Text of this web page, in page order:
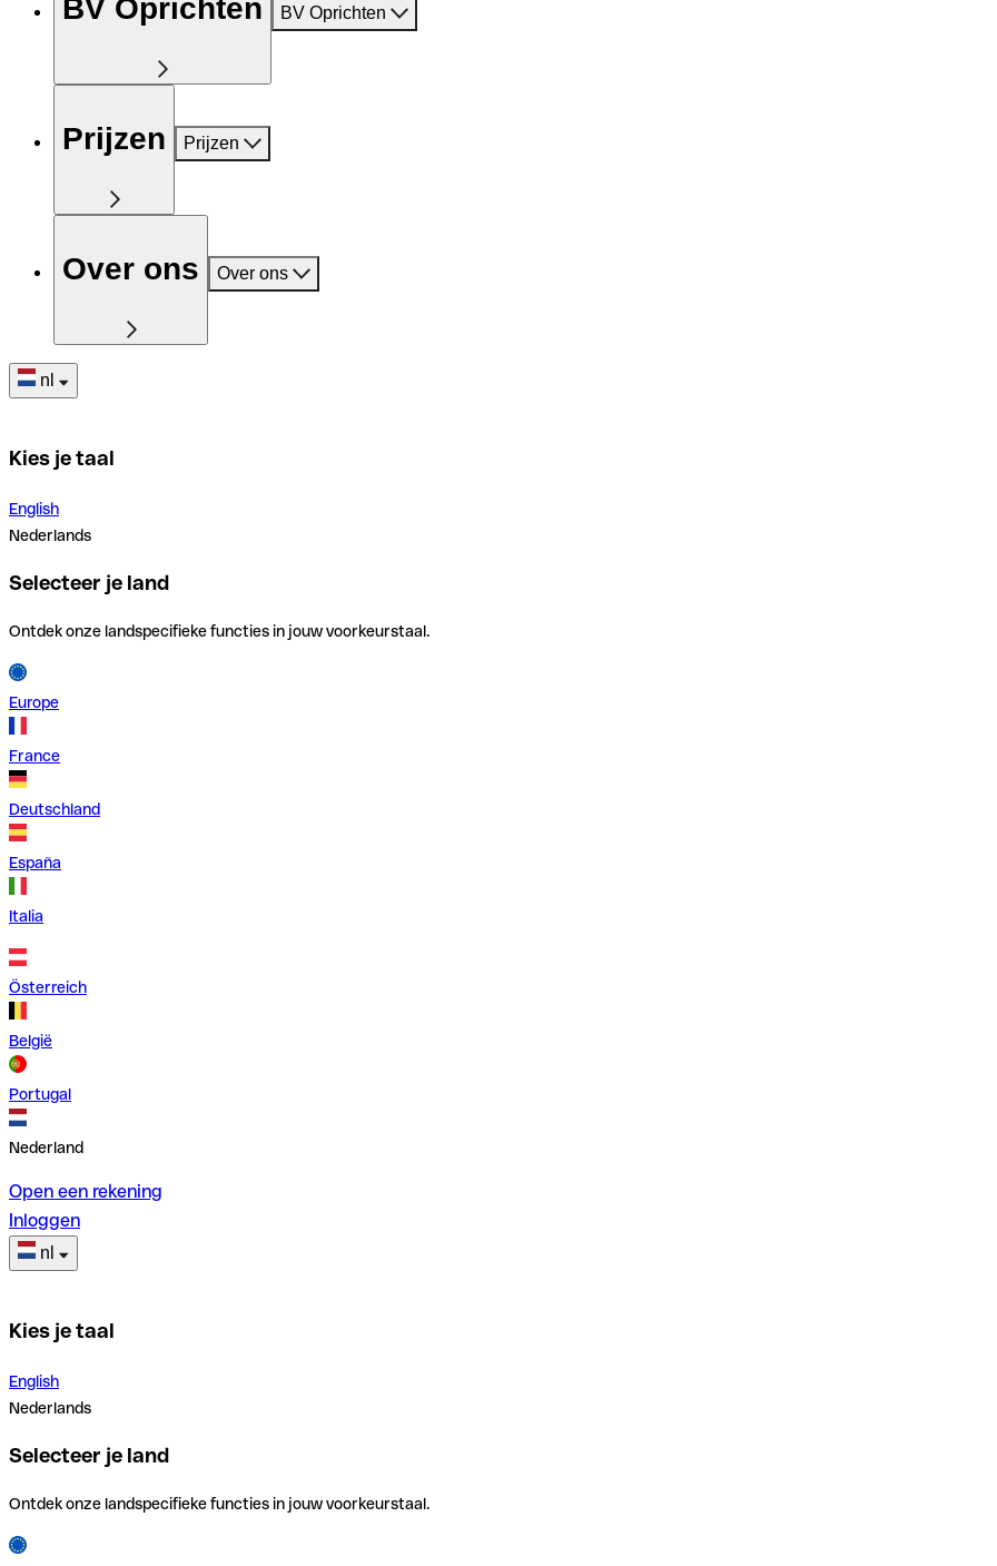
BV Oprichten BV Oprichten
Prijzen Prijzen
Over ons Over ons
nl
Kies je taal
English
Nederlands
Selecteer je land
Ontdek onze landspecifieke functies in jouw voorkeurstaal.
Europe
France
Deutschland
España
Italia
Österreich
België
Portugal
Nederland
Open een rekening
Inloggen
nl
Kies je taal
English
Nederlands
Selecteer je land
Ontdek onze landspecifieke functies in jouw voorkeurstaal.